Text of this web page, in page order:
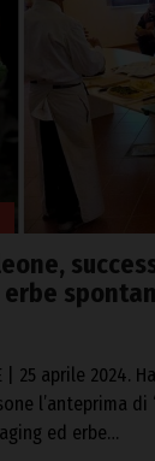
| 25 aprile 2024.
l’anteprima di
ed erbe…